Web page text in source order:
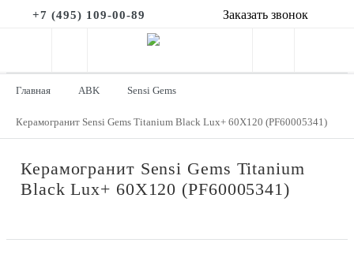
+7 (495) 109-00-89 Заказать звонок
Главная ABK Sensi Gems
Керамогранит Sensi Gems Titanium Black Lux+ 60X120 (PF60005341)
Керамогранит Sensi Gems Titanium
Black Lux+ 60X120 (PF60005341)